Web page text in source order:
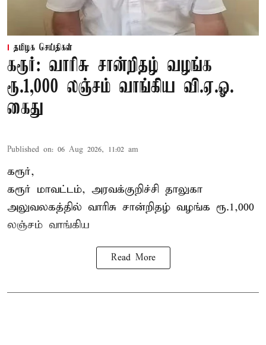
தமிழக செய்திகள்
கரூர்: வாரிசு சான்றிதழ் வழங்க
ரூ.1,000 லஞ்சம் வாங்கிய வி.ஏ.ஓ.
கைது
Published on: 06 Aug 2026, 11:02 am
கரூர்,
கரூர் மாவட்டம், அரவக்குறிச்சி தாலுகா
அலுவலகத்தில் வாரிசு சான்றிதழ் வழங்க ரூ.1,000
லஞ்சம் வாங்கிய
Read More